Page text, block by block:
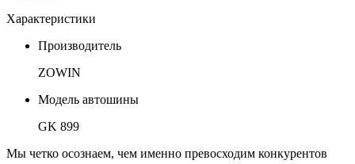
Характеристики
Производитель
ZOWIN
Модель автошины
GK 899
Мы четко осознаем, чем именно превосходим конкурентов